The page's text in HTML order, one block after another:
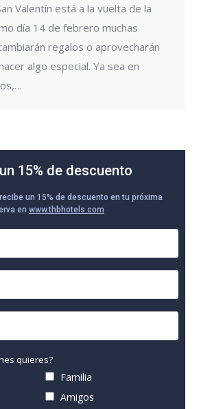
Valentín está a la vuelta de la
día 14 de febrero muchas
regalos o aprovecharán
algo especial. Ya sea en
15% de descuento
un 15% de descuento en tu próxima
en www.thbhotels.com
quieres?
Familia
Amigos